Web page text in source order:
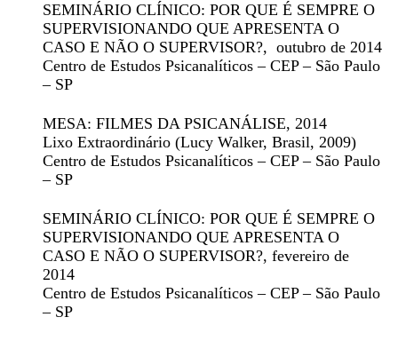
SEMINÁRIO CLÍNICO: POR QUE É SEMPRE O
SUPERVISIONANDO QUE APRESENTA O
CASO E NÃO O SUPERVISOR?, outubro de 2014
Centro de Estudos Psicanalíticos – CEP – São Paulo
– SP
MESA: FILMES DA PSICANÁLISE, 2014
Lixo Extraordinário (Lucy Walker, Brasil, 2009)
Centro de Estudos Psicanalíticos – CEP – São Paulo
– SP
SEMINÁRIO CLÍNICO: POR QUE É SEMPRE O
SUPERVISIONANDO QUE APRESENTA O
CASO E NÃO O SUPERVISOR?, fevereiro de
2014
Centro de Estudos Psicanalíticos – CEP – São Paulo
– SP